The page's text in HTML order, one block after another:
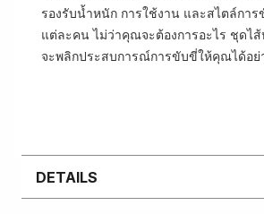
รองรับน้ำหนัก การใช้งาน และสไตล์กา
แต่ละคน ไม่ว่าคุณจะต้องการอะไร ชุดไส้
จะพลิกประสบการณ์การขับขี่ให้คุณได้อย่
DETAILS